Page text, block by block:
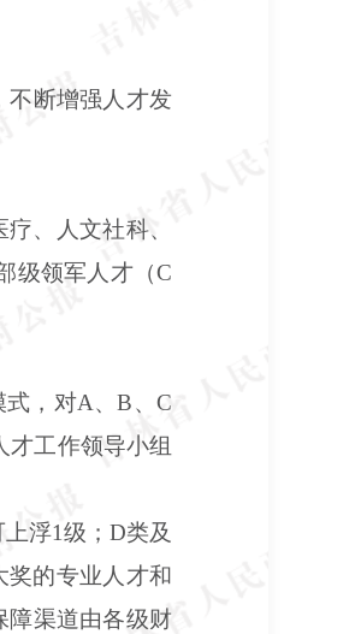
不断增强人才发
、人文社科、
级领军人才（C
式，对A、B、C
才工作领导小组
浮1级；D类及
奖的专业人才和
障渠道由各级财